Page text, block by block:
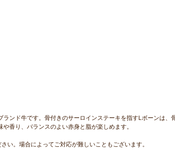
ンド牛です。骨付きのサーロインステーキを指すLボーンは、
香り、バランスのよい赤身と脂が楽しめます。
い。場合によってご対応が難しいこともございます。